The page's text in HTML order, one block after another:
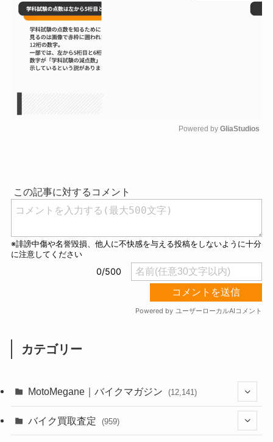
Powered by GliaStudios
カテゴリー
MotoMegane｜バイクマガジン (12,141)
バイク買取査定 (959)